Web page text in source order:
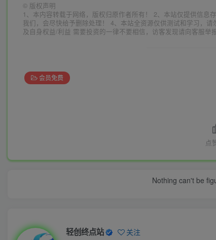
© 版权声明
1、本内容转载于网络，版权归原作者所有！ 2、本站仅提供信
我们，会尽快给予删除处理！ 4、本站全资源仅供测试和学习，
及自身权益/利益 需要投资的一律不要相信，访客发现请向客服
会员免费
点
Nothing can't be
轻创终点站 关注